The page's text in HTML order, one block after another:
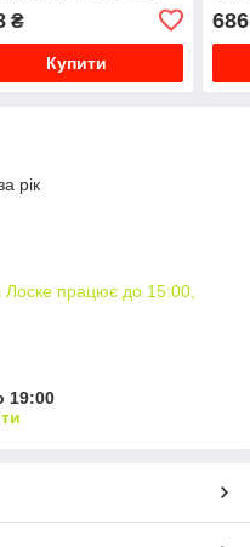
₴
Купити
686
рік
Лоске працює до 15:00,
19:00